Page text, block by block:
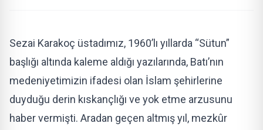
Sezai Karakoç üstadımız, 1960’lı yıllarda “Sütun”
başlığı altında kaleme aldığı yazılarında, Batı’nın
medeniyetimizin ifadesi olan İslam şehirlerine
duyduğu derin kıskançlığı ve yok etme arzusunu
haber vermişti. Aradan geçen altmış yıl, mezkûr